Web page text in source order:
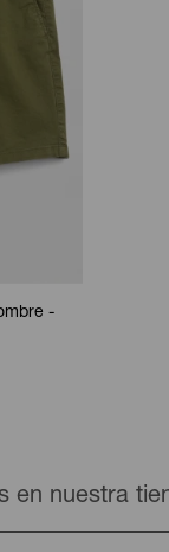
-
en nuestra